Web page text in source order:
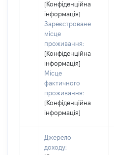
[Конфіденційна
інформація]
Зареєстроване
місце
проживання:
[Конфіденційна
інформація]
Місце
фактичного
проживання:
[Конфіденційна
інформація]
Джерело
доходу: